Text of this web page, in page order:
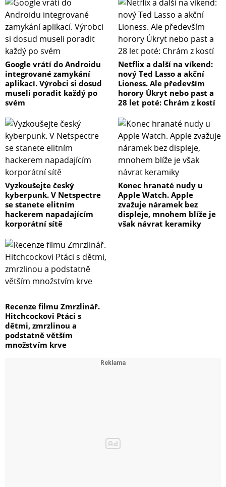
Google vrátí do Androidu
integrované zamykání
aplikací. Výrobci si dosud
museli poradit každý po
svém
Netflix a další na víkend:
nový Ted Lasso a akční
Lioness. Ale především
horory Úkryt nebo past a
28 let poté: Chrám z kostí
Vyzkoušejte český
kyberpunk. V Netspectre
se stanete elitním
hackerem napadajícím
korporátní sítě
Konec hranaté nudy u
Apple Watch. Apple
zvažuje náramek bez
displeje, mnohem blíže je
však návrat keramiky
Recenze filmu Zmrzlinář.
Hitchcockovi Ptáci s
dětmi, zmrzlinou a
podstatně větším
množstvím krve